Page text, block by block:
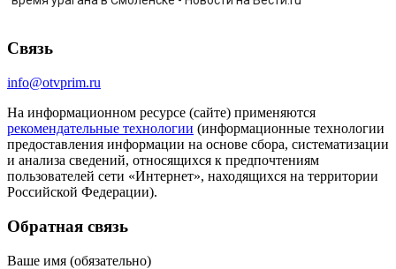
Связь
info@otvprim.ru
На информационном ресурсе (сайте) применяются
рекомендательные технологии (информационные технологии
предоставления информации на основе сбора, систематизации
и анализа сведений, относящихся к предпочтениям
пользователей сети «Интернет», находящихся на территории
Российской Федерации).
Обратная связь
Ваше имя (обязательно)